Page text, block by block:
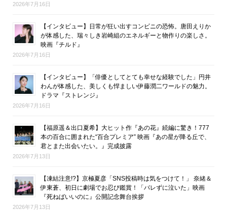
2026年7月16日
【インタビュー】日常が狂い出すコンビニの恐怖。唐田えりか
が体感した、瑞々しき岩崎組のエネルギーと物作りの楽しさ。
映画『チルド』
2026年7月16日
【インタビュー】「俳優としてとても幸せな経験でした」円井
わんが体感した、美しくも悍ましい伊藤潤二ワールドの魅力。
ドラマ『ストレンジ』
2026年7月16日
【福原遥＆出口夏希】大ヒット作『あの花』続編に驚き！777
本の百合に囲まれた“百合プレミア” 映画『あの星が降る丘で、
君とまた出会いたい。』完成披露
2026年7月13日
【凍結注意!?】京極夏彦「SNS投稿時は気をつけて！」 奈緒＆
伊東蒼、初日に劇場でお忍び鑑賞！「バレずに泣いた」映画
『死ねばいいのに』公開記念舞台挨拶
2026年7月13日